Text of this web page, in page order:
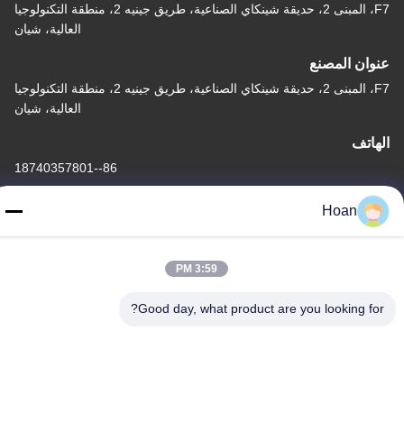
F7، المبنى 2، حديقة شينكاي الصناعية، طريق جينيه 2، منطقة التكنولوجيا
العالية، شيان
عنوان المصنع
F7، المبنى 2، حديقة شينكاي الصناعية، طريق جينيه 2، منطقة التكنولوجيا
العالية، شيان
الهاتف
86--18740357801
الصين جودة جيدة عازل اهتزاز الحبل السلكي المورد. حقوق الطبع والنشر
محفوظة.
Hoan
3:59 PM
Good day, what product are you looking for?